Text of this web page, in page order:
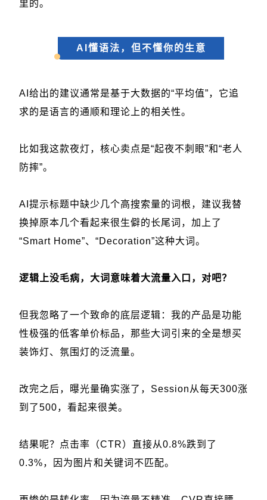
里的。
AI懂语法，但不懂你的生意
AI给出的建议通常是基于大数据的“平均值”，它追
求的是语言的通顺和理论上的相关性。
比如我这款夜灯，核心卖点是“起夜不刺眼”和“老人
防摔”。
AI提示标题中缺少几个高搜索量的词根，建议我替
换掉原本几个看起来很生僻的长尾词，加上了
“Smart Home”、“Decoration”这种大词。
逻辑上没毛病，大词意味着大流量入口，对吧？
但我忽略了一个致命的底层逻辑：我的产品是功能
性极强的低客单价标品，那些大词引来的全是想买
装饰灯、氛围灯的泛流量。
改完之后，曝光量确实涨了，Session从每天300涨
到了500，看起来很美。
结果呢？点击率（CTR）直接从0.8%跌到了
0.3%，因为图片和关键词不匹配。